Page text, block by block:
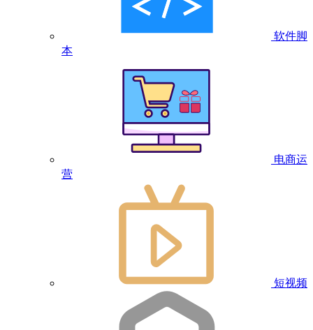
软件脚
本
电商运
营
短视频